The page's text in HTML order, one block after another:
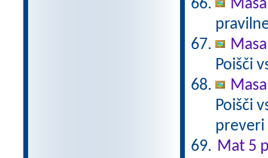
Poišči
Poišči
Mat 5